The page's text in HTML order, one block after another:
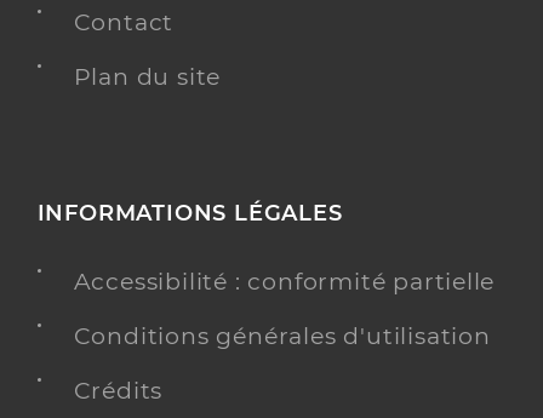
Contact
Plan du site
INFORMATIONS LÉGALES
Accessibilité : conformité partielle
Conditions générales d'utilisation
Crédits